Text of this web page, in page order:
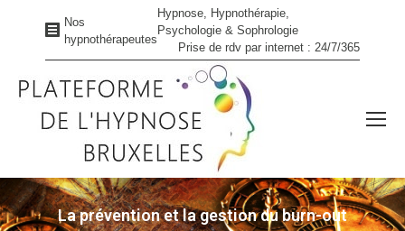
Nos
hypnothérapeutes
Hypnose, Hypnothérapie,
Psychologie & Sophrologie
Prise de rdv par internet : 24/7/365
La prévention et la gestion du burn-out